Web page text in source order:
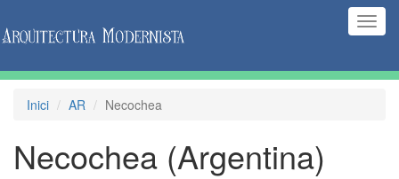
Inici AR Necochea
Necochea (Argentina)